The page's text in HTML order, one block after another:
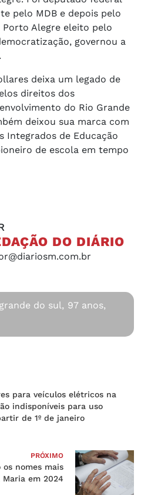
pelo MDB e depois pelo
Porto Alegre eleito pelo
governou a
deixa um legado de
direitos dos
do Rio Grande
deixou sua marca com
Integrados de Educação
de escola em tempo
DO DIÁRIO
do sul, 97 anos,
para veículos elétricos na
indisponíveis para uso
de 1º de janeiro
PRÓXIMO
os nomes mais
em 2024